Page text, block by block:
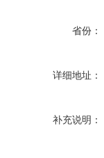
省份：
详细地址：
补充说明：